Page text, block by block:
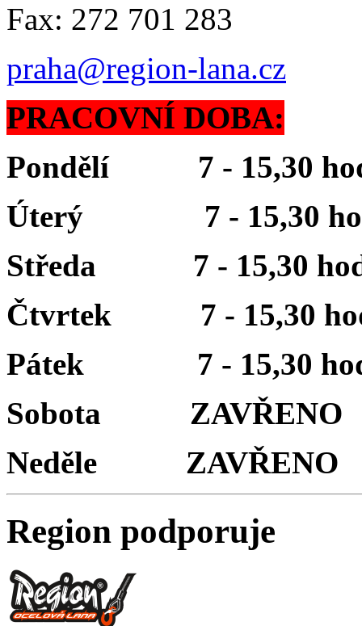
Fax: 272 701 283
praha@region-lana.cz
PRACOVNÍ DOBA:
Pondělí 7 - 15,30
Úterý 7 - 15,30
Středa 7 - 15,30
Čtvrtek 7 - 15,30
Pátek 7 - 15,30
Sobota ZAVŘENO
Neděle ZAVŘENO
Region podporuje